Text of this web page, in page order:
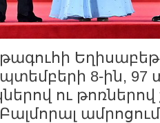
Եղիսաբեթ
8-ին,
ու